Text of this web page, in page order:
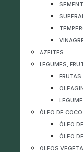
AZEITES
LEGUMES,
FRUTAS
ÓLEO DE COCO
ÓLEO
ÓLEO
OLEOS